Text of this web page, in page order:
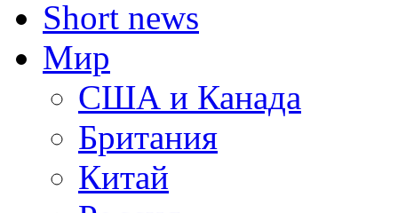
Short news
Мир
США и Канада
Британия
Китай